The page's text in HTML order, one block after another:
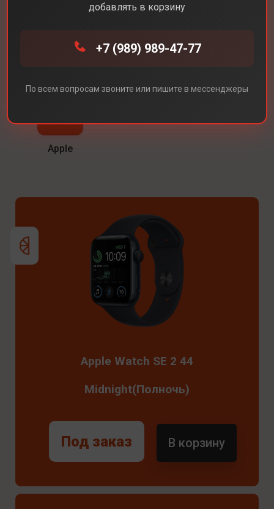
Apple
Apple Watch SE 2 44
Midnight(Полночь)
Под заказ В корзину
добавлять в корзину
+7 (989) 989-47-77
По всем вопросам звоните или пишите в мессенджеры